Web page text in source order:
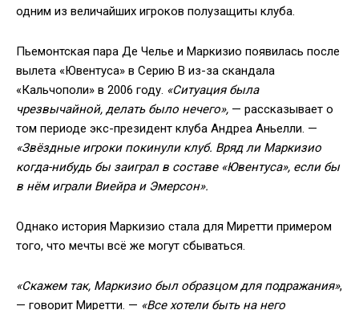
одним из величайших игроков полузащиты клуба.
Пьемонтская пара Де Челье и Маркизио появилась после
вылета «Ювентуса» в Серию В из-за скандала
«Кальчополи» в 2006 году. «Ситуация была
чрезвычайной, делать было нечего», — рассказывает о
том периоде экс-президент клуба Андреа Аньелли. —
«Звёздные игроки покинули клуб. Вряд ли Маркизио
когда-нибудь бы заиграл в составе «Ювентуса», если бы
в нём играли Виейра и Эмерсон».
Однако история Маркизио стала для Миретти примером
того, что мечты всё же могут сбываться.
«Скажем так, Маркизио был образцом для подражания»,
— говорит Миретти. — «Все хотели быть на него